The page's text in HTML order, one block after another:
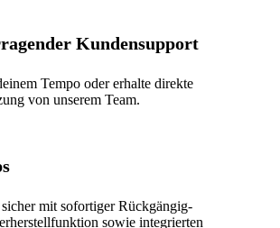
Kundensupport
Tempo oder erhalte direkte
von unserem Team.
mit sofortiger Rückgängig-
sowie integrierten